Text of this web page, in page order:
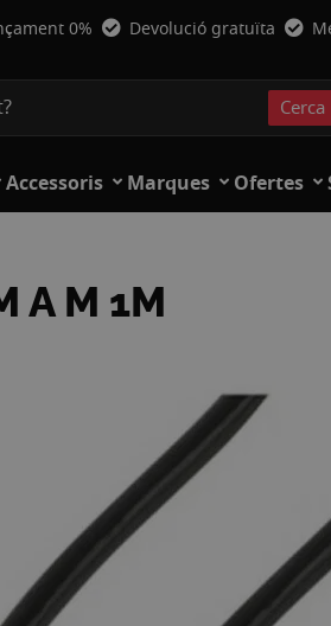
0% Devolució gratuïta
Cerca
Accessoris Marques Ofertes
A M 1M